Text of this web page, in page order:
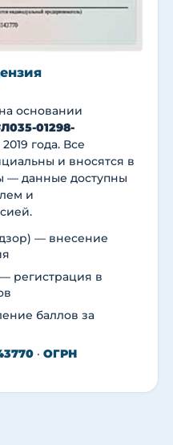
основании
01298-
года. Все
и вносятся в
— данные доступны
и
— внесение
регистрация в
баллов за
· ОГРН